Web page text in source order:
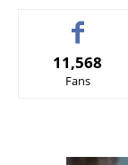
11,568
Fans